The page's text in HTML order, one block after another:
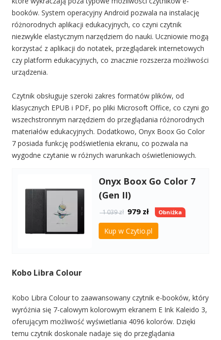
booków. System operacyjny Android pozwala na instalację
różnorodnych aplikacji edukacyjnych, co czyni czytnik
niezwykle elastycznym narzędziem do nauki. Uczniowie mogą
korzystać z aplikacji do notatek, przeglądarek internetowych
czy platform edukacyjnych, co znacznie rozszerza możliwości
urządzenia.
Czytnik obsługuje szeroki zakres formatów plików, od
klasycznych EPUB i PDF, po pliki Microsoft Office, co czyni go
wszechstronnym narzędziem do przeglądania różnorodnych
materiałów edukacyjnych. Dodatkowo, Onyx Boox Go Color
7 posiada funkcję podświetlenia ekranu, co pozwala na
wygodne czytanie w różnych warunkach oświetleniowych.
Onyx Boox Go Color 7
(Gen II)
1 039 zł 979zł Obniżka
Kup w Czytio.pl
Kobo Libra Colour
Kobo Libra Colour to zaawansowany czytnik e-booków, który
wyróżnia się 7-calowym kolorowym ekranem E Ink Kaleido 3,
oferującym możliwość wyświetlania 4096 kolorów. Dzięki
temu czytnik doskonale nadaje się do przeglądania